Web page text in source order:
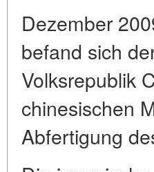
Dezember
befand sich
Volksrepublik
chinesischen
Abfertigung